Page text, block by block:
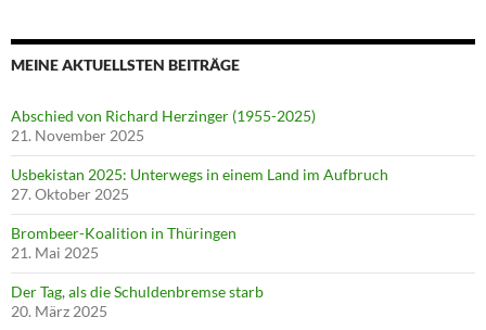
MEINE AKTUELLSTEN BEITRÄGE
Abschied von Richard Herzinger (1955-2025)
21. November 2025
Usbekistan 2025: Unterwegs in einem Land im Aufbruch
27. Oktober 2025
Brombeer-Koalition in Thüringen
21. Mai 2025
Der Tag, als die Schuldenbremse starb
20. März 2025